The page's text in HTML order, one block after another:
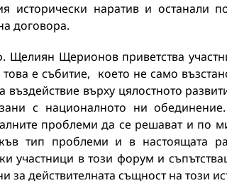
исторически наратив и останали
договора.
Щелиян Щерионов приветства
е събитие, което не само
върху цялостното
с националното ни
проблеми да се решават и по
тип проблеми и в настоящата
участници в този форум и
за действителната същност на този